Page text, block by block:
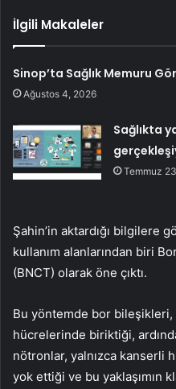
İlgili Makaleler
Sinop’ta Sağlık Memuru
Ağustos 4, 2026
Sağlıkta
Temmuz
Şahin’in aktardığı bilgilere
kullanım alanlarından biri
(BNCT) olarak öne çıktı.
Bu yöntemde bor
hücrelerinde biriktiği,
nötronlar, yalnızca kanserli
yok ettiği ve bu yaklaşımın